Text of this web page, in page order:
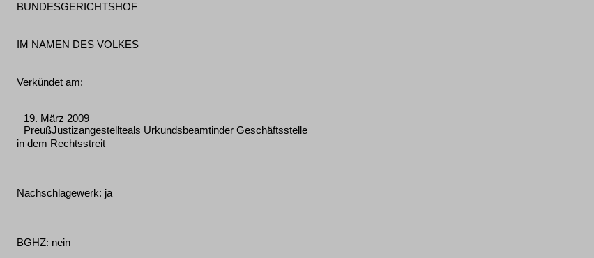
BUNDESGERICHTSHOF
IM NAMEN DES VOLKES
Verkündet am:
19. März 2009
PreußJustizangestellteals Urkundsbeamtinder Geschäftsstelle
in dem Rechtsstreit
Nachschlagewerk: ja
BGHZ: nein